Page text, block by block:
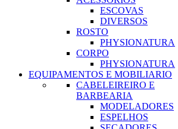
ESCOVAS
DIVERSOS
ROSTO
PHYSIONATURA
CORPO
PHYSIONATURA
EQUIPAMENTOS E MOBILIARIO
CABELEIREIRO E
BARBEARIA
MODELADORES
ESPELHOS